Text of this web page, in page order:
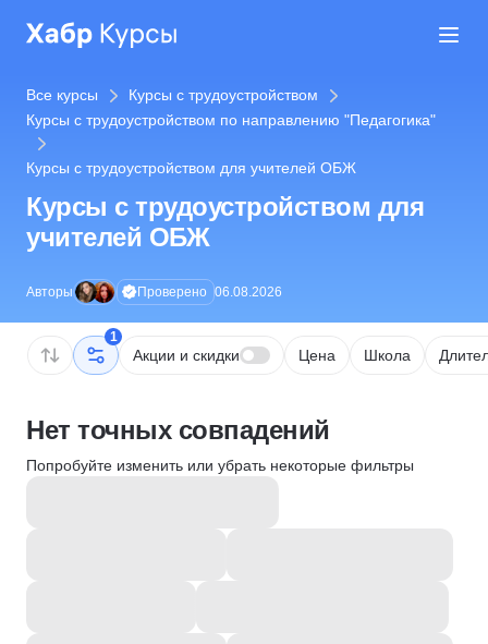
Все курсы
Курсы с трудоустройством
Курсы с трудоустройством по направлению "Педагогика"
Курсы с трудоустройством для учителей ОБЖ
Курсы с трудоустройством для
учителей ОБЖ
Авторы Проверено 06.08.2026
1
Акции и скидки Цена Школа
Нет точных совпадений
Попробуйте изменить или убрать некоторые фильтры